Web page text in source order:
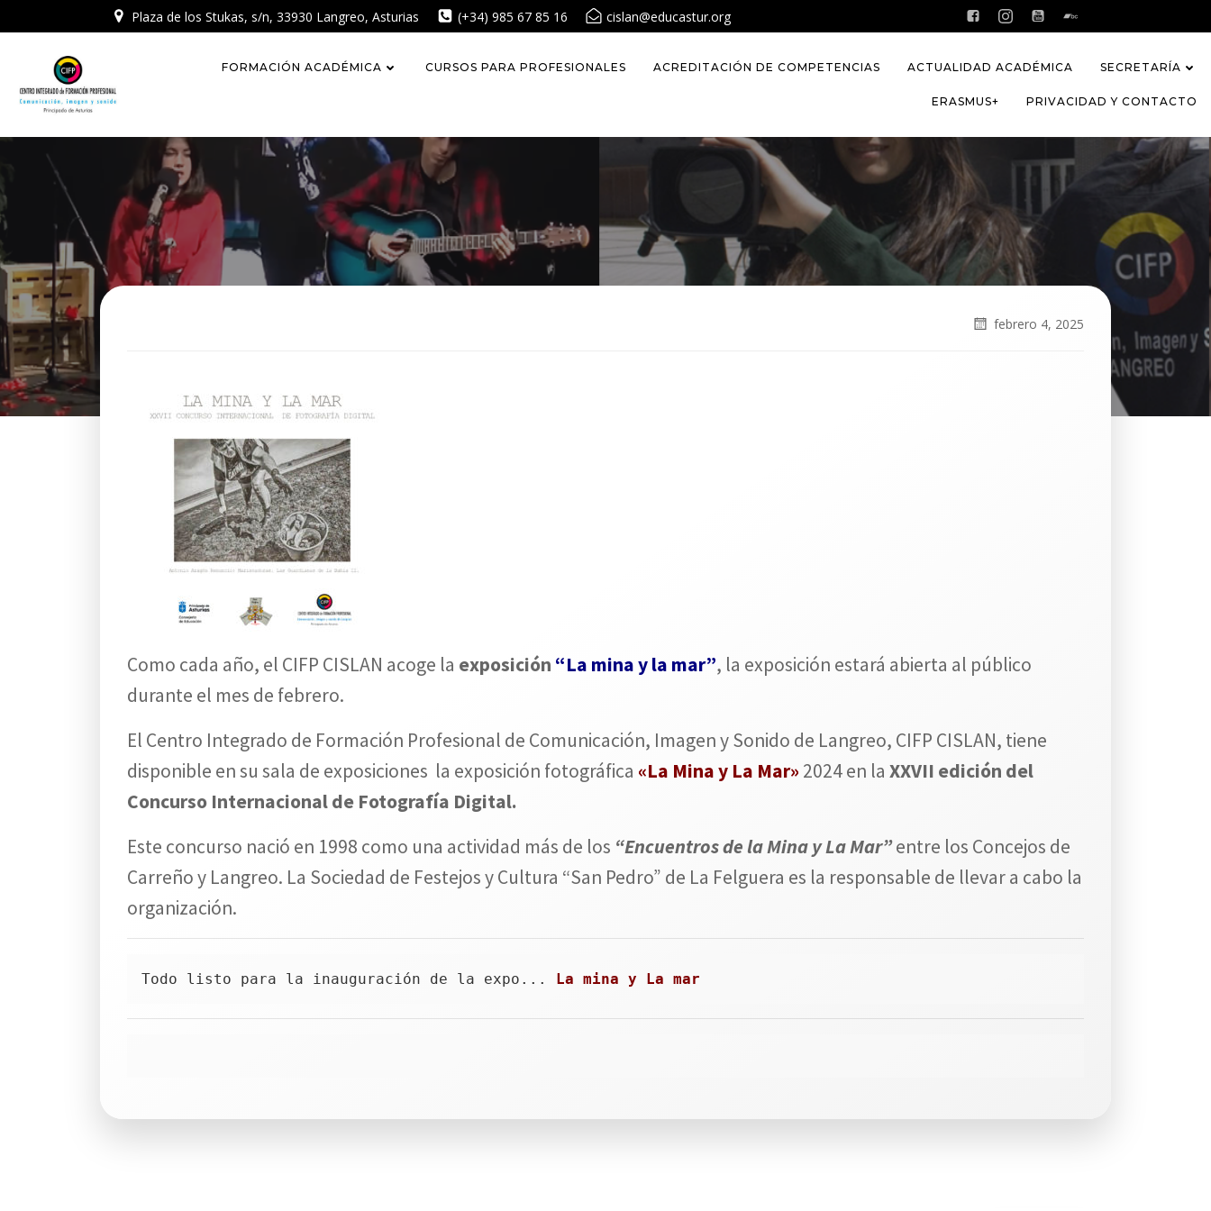
to
Plaza de los Stukas, s/n, 33930 Langreo, Asturias (+34) 985 67 85 16 cislan@educastur.org
FORMACIÓN ACADÉMICA CURSOS PARA PROFESIONALES ACREDITACIÓN DE COMPETENCIAS ACTUALIDAD ACADÉMICA SECRETARÍA
ERASMUS+ PRIVACIDAD Y CONTACTO
febrero 4, 2025
Como cada año, el CIFP CISLAN acoge la exposición “La mina y la mar”, la exposición estará abierta al público
durante el mes de febrero.
El Centro Integrado de Formación Profesional de Comunicación, Imagen y Sonido de Langreo, CIFP CISLAN, tiene
disponible en su sala de exposiciones la exposición fotográfica «La Mina y La Mar» 2024 en la XXVII edición del
Concurso Internacional de Fotografía Digital.
Este concurso nació en 1998 como una actividad más de los “Encuentros de la Mina y La Mar”entre los Concejos de
Carreño y Langreo. La Sociedad de Festejos y Cultura “San Pedro” de La Felguera es la responsable de llevar a cabo la
organización.
Todo listo para la inauguración de la expo... La mina y La mar